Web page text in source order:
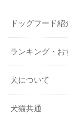
ドッグフード紹
ランキング・お
犬について
犬猫共通